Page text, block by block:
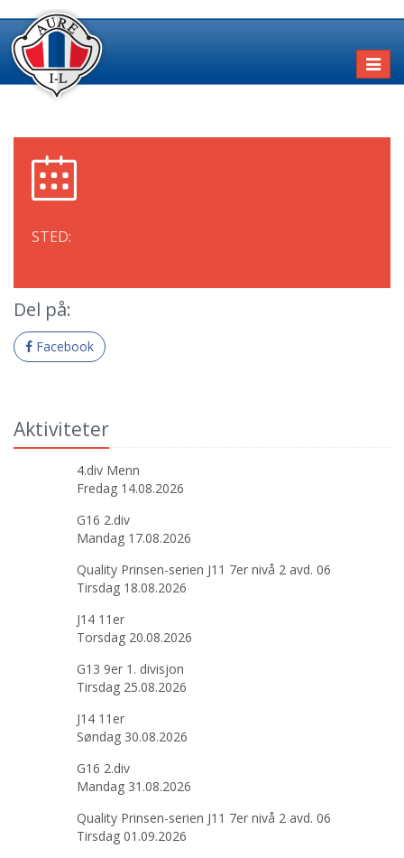
STED:
Del på:
Facebook
Aktiviteter
4.div Menn
Fredag 14.08.2026
G16 2.div
Mandag 17.08.2026
Quality Prinsen-serien J11 7er nivå 2 avd. 06
Tirsdag 18.08.2026
J14 11er
Torsdag 20.08.2026
G13 9er 1. divisjon
Tirsdag 25.08.2026
J14 11er
Søndag 30.08.2026
G16 2.div
Mandag 31.08.2026
Quality Prinsen-serien J11 7er nivå 2 avd. 06
Tirsdag 01.09.2026